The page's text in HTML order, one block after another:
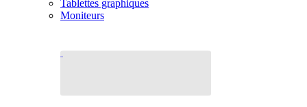
Tablettes graphiques
Moniteurs